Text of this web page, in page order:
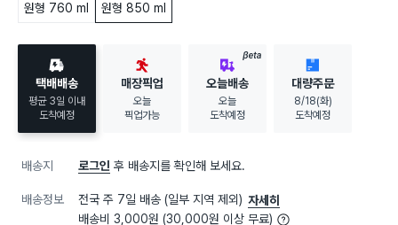
원형 760 ml 원형 850 ml
택배배송
평균 3일 이내
도착예정
매장픽업
오늘
픽업가능
BETA
오늘배송
오늘
도착예정
대량주문
8/18(화)
도착예정
배송지 로그인 후 배송지를 확인해 보세요.
배송정보 전국 주 7일 배송 (일부 지역 제외) 자세히
배송비 3,000원 (30,000원 이상 무료)